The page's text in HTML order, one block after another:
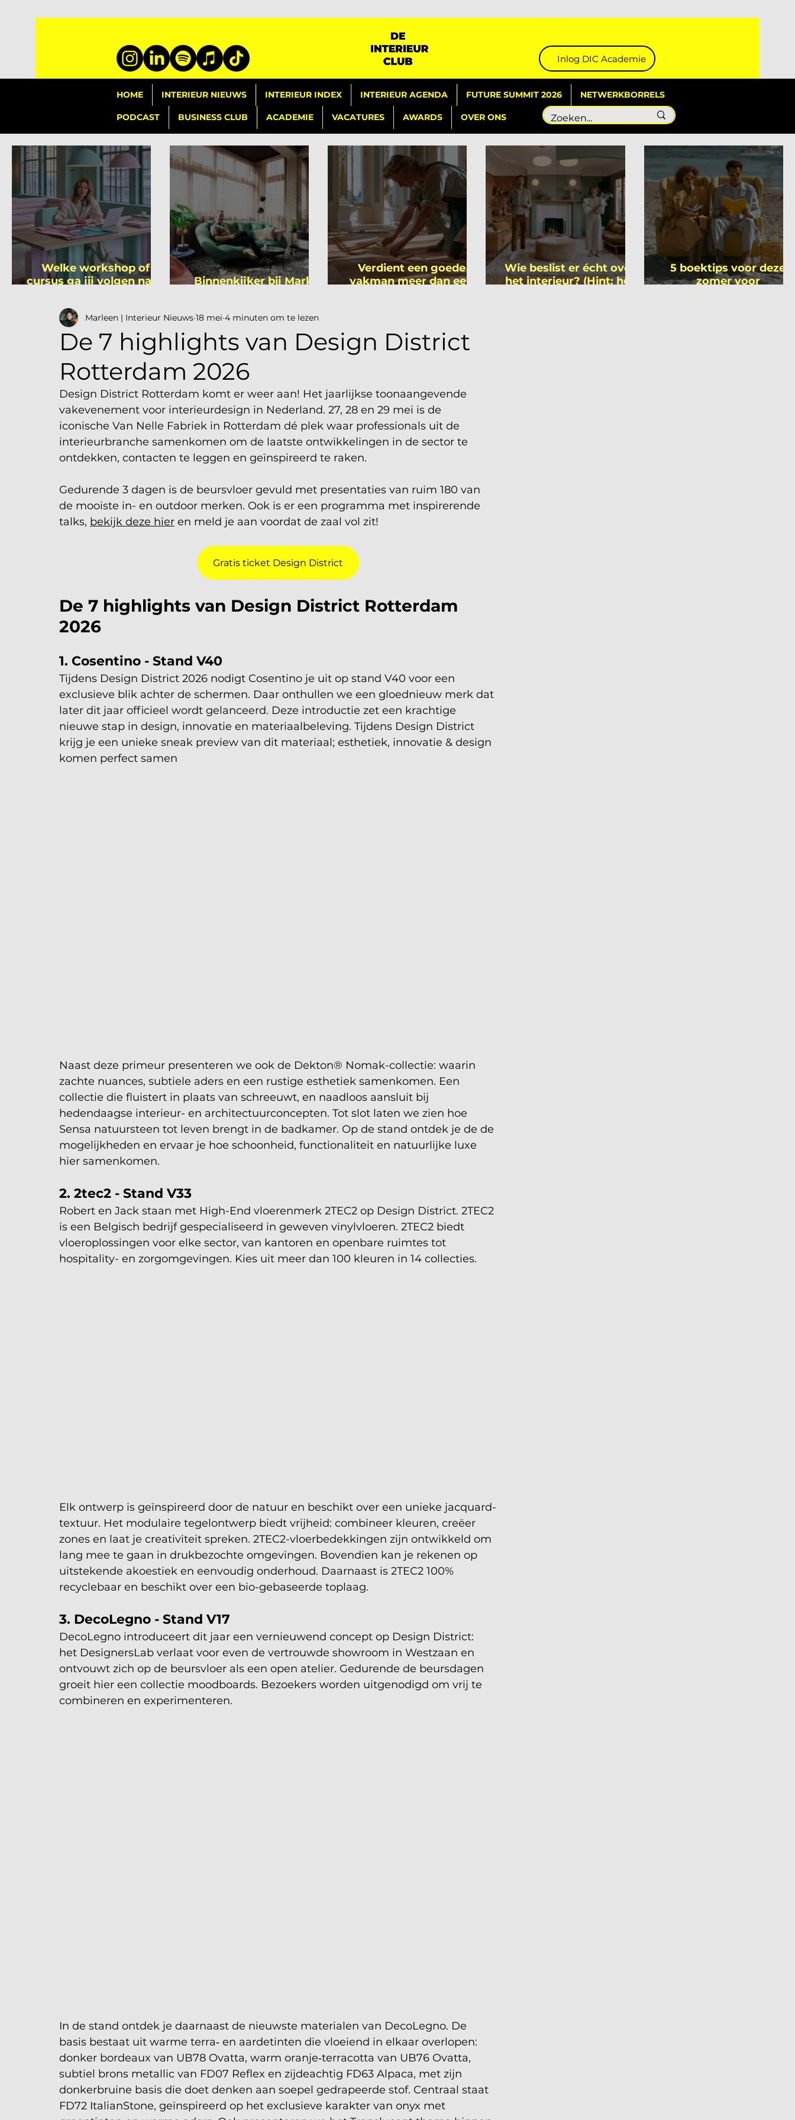
Inlog DIC Academie
HOME INTERIEUR NIEUWS INTERIEUR INDEX INTERIEUR AGENDA FUTURE SUMMIT 2026 NETWERKBORRELS
PODCAST BUSINESS CLUB ACADEMIE VACATURES AWARDS OVER ONS
Welke workshop of
cursus ga jij volgen na je
Binnenkijker bij Mark
Verdient een goede
vakman meer dan een
Wie beslist er écht over
het interieur? (Hint: het
5 boektips voor deze
zomer voor
De 7 highlights van Design District
Rotterdam 2026
Marleen | Interieur Nieuws 18 mei 4 minuten om te lezen
Design District Rotterdam komt er weer aan! Het jaarlijkse toonaangevende
vakevenement voor interieurdesign in Nederland. 27, 28 en 29 mei is de
iconische Van Nelle Fabriek in Rotterdam dé plek waar professionals uit de
interieurbranche samenkomen om de laatste ontwikkelingen in de sector te
ontdekken, contacten te leggen en geïnspireerd te raken.
Gedurende 3 dagen is de beursvloer gevuld met presentaties van ruim 180 van
de mooiste in- en outdoor merken. Ook is er een programma met inspirerende
talks, bekijk deze hier en meld je aan voordat de zaal vol zit!
Gratis ticket Design District
De 7 highlights van Design District Rotterdam
2026
1. Cosentino - Stand V40
Tijdens Design District 2026 nodigt Cosentino je uit op stand V40 voor een
exclusieve blik achter de schermen. Daar onthullen we een gloednieuw merk dat
later dit jaar officieel wordt gelanceerd. Deze introductie zet een krachtige
nieuwe stap in design, innovatie en materiaalbeleving. Tijdens Design District
krijg je een unieke sneak preview van dit materiaal; esthetiek, innovatie & design
komen perfect samen
Naast deze primeur presenteren we ook de Dekton® Nomak-collectie: waarin
zachte nuances, subtiele aders en een rustige esthetiek samenkomen. Een
collectie die fluistert in plaats van schreeuwt, en naadloos aansluit bij
hedendaagse interieur- en architectuurconcepten. Tot slot laten we zien hoe
Sensa natuursteen tot leven brengt in de badkamer. Op de stand ontdek je de de
mogelijkheden en ervaar je hoe schoonheid, functionaliteit en natuurlijke luxe
hier samenkomen.
2. 2tec2 - Stand V33
Robert en Jack staan met High-End vloerenmerk 2TEC2 op Design District. 2TEC2
is een Belgisch bedrijf gespecialiseerd in geweven vinylvloeren. 2TEC2 biedt
vloeroplossingen voor elke sector, van kantoren en openbare ruimtes tot
hospitality- en zorgomgevingen. Kies uit meer dan 100 kleuren in 14 collecties.
Elk ontwerp is geïnspireerd door de natuur en beschikt over een unieke jacquard-
textuur. Het modulaire tegelontwerp biedt vrijheid: combineer kleuren, creëer
zones en laat je creativiteit spreken. 2TEC2-vloerbedekkingen zijn ontwikkeld om
lang mee te gaan in drukbezochte omgevingen. Bovendien kan je rekenen op
uitstekende akoestiek en eenvoudig onderhoud. Daarnaast is 2TEC2 100%
recyclebaar en beschikt over een bio-gebaseerde toplaag.
3. DecoLegno - Stand V17
DecoLegno introduceert dit jaar een vernieuwend concept op Design District:
het DesignersLab verlaat voor even de vertrouwde showroom in Westzaan en
ontvouwt zich op de beursvloer als een open atelier. Gedurende de beursdagen
groeit hier een collectie moodboards. Bezoekers worden uitgenodigd om vrij te
combineren en experimenteren.
In de stand ontdek je daarnaast de nieuwste materialen van DecoLegno. De
basis bestaat uit warme terra‑ en aardetinten die vloeiend in elkaar overlopen:
donker bordeaux van UB78 Ovatta, warm oranje‑terracotta van UB76 Ovatta,
subtiel brons metallic van FD07 Reflex en zijdeachtig FD63 Alpaca, met zijn
donkerbruine basis die doet denken aan soepel gedrapeerde stof. Centraal staat
FD72 ItalianStone, geïnspireerd op het exclusieve karakter van onyx met